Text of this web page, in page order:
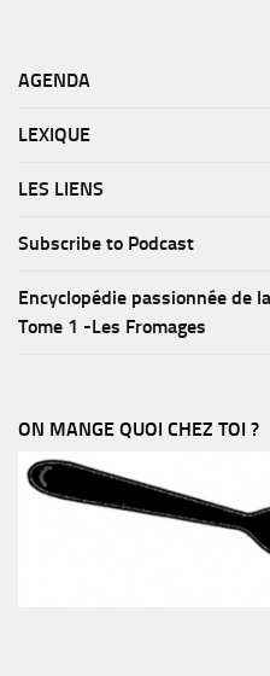
AGENDA
LEXIQUE
LES LIENS
Subscribe to Podcast
Encyclopédie passionnée de
Tome 1 -Les Fromages
ON MANGE QUOI CHEZ TOI ?